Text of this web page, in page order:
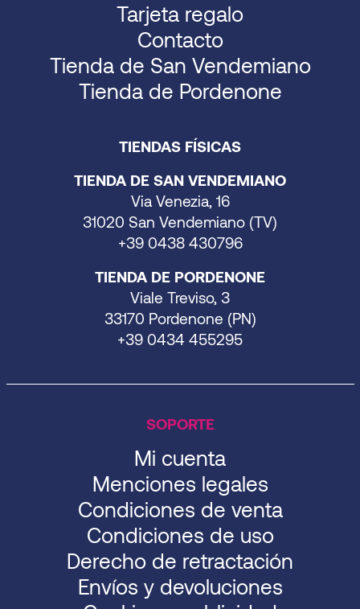
Tarjeta regalo
Contacto
Tienda de San Vendemiano
Tienda de Pordenone
TIENDAS FÍSICAS
TIENDA DE SAN VENDEMIANO
Via Venezia, 16
31020 San Vendemiano (TV)
+39 0438 430796
TIENDA DE PORDENONE
Viale Treviso, 3
33170 Pordenone (PN)
+39 0434 455295
SOPORTE
Mi cuenta
Menciones legales
Condiciones de venta
Condiciones de uso
Derecho de retractación
Envíos y devoluciones